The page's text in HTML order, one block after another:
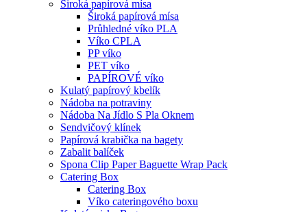
Široká papírová mísa
Široká papírová mísa
Průhledné víko PLA
Víko CPLA
PP víko
PET víko
PAPÍROVÉ víko
Kulatý papírový kbelík
Nádoba na potraviny
Nádoba Na Jídlo S Pla Oknem
Sendvičový klínek
Papírová krabička na bagety
Zabalit balíček
Spona Clip Paper Baguette Wrap Pack
Catering Box
Catering Box
Víko cateringového boxu